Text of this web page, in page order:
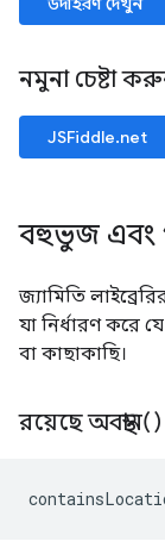
নমুনা চেষ্টা
JSFiddle.net
বহুভুজ এবং
জ্যামিতি
যা নির্ধারণ করে
বা কাছাকাছি।
রয়েছে অবস্থান()